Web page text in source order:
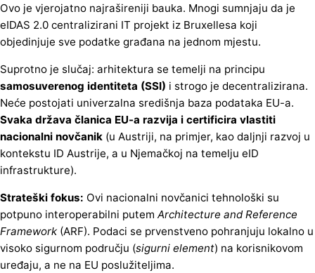
Ovo je vjerojatno najrašireniji bauka. Mnogi sumnjaju da je
eIDAS 2.0 centralizirani IT projekt iz Bruxellesa koji
objedinjuje sve podatke građana na jednom mjestu.
Suprotno je slučaj: arhitektura se temelji na principu
samosuverenog identiteta (SSI) i strogo je decentralizirana.
Neće postojati univerzalna središnja baza podataka EU-a.
Svaka država članica EU-a razvija i certificira vlastiti
nacionalni novčanik (u Austriji, na primjer, kao daljnji razvoj u
kontekstu ID Austrije, a u Njemačkoj na temelju eID
infrastrukture).
Strateški fokus: Ovi nacionalni novčanici tehnološki su
potpuno interoperabilni putem Architecture and Reference
Framework (ARF). Podaci se prvenstveno pohranjuju lokalno u
visoko sigurnom području (sigurni element) na korisnikovom
uređaju, a ne na EU poslužiteljima.